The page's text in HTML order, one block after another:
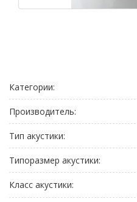
Категории:
Производитель:
Тип акустики:
Типоразмер акустики:
Класс акустики: